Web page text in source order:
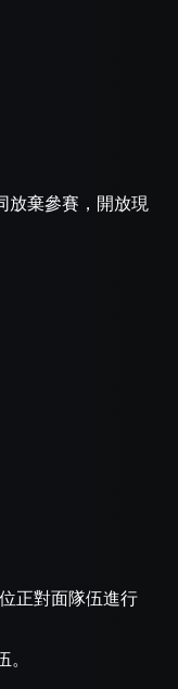
放棄參賽，開放現
正對面隊伍進行
。